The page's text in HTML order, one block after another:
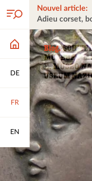
DE
FR
EN
Nouvel article:
Adieu corset,